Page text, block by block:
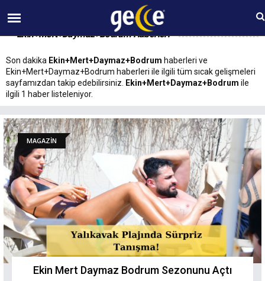
06 AĞUSTOS Perşembe 09:50
Ekin+Mert+Daymaz+Bodrum Haberleri
Son dakika Ekin+Mert+Daymaz+Bodrum haberleri ve
Ekin+Mert+Daymaz+Bodrum haberleri ile ilgili tüm sıcak gelişmeleri
sayfamızdan takip edebilirsiniz.
Ekin+Mert+Daymaz+Bodrum ile
ilgili 1 haber listeleniyor.
MAGAZİN
Ekin Mert Daymaz Bodrum Sezonunu Açtı